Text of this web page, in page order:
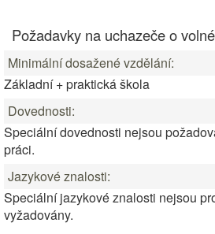
Požadavky na uchazeče o
Minimální dosažené vzdělání:
Základní + praktická škola
Dovednosti:
Speciální dovednosti nejsou
práci.
Jazykové znalosti:
Speciální jazykové znalosti nejsou
vyžadovány.